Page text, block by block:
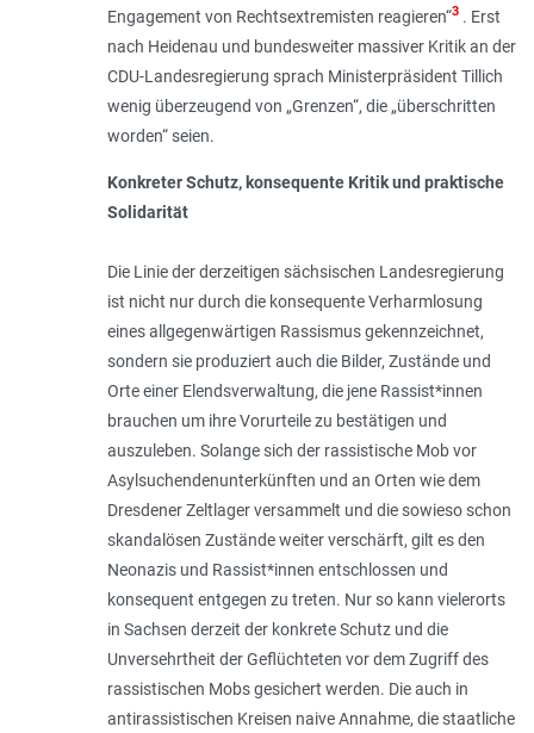
Engagement von Rechtsextremisten reagieren“3. Erst
nach Heidenau und bundesweiter massiver Kritik an der
CDU-Landesregierung sprach Minis­terpräsident Tillich
wenig über­zeugend von „Grenzen“, die „überschritten
worden“ seien.
Konkreter Schutz, konsequente Kritik und praktische
Solidarität
Die Linie der derzeitigen sächsischen Landesregierung
ist nicht nur durch die konse­quente Verharmlosung
eines allgegenwärtigen Rassismus gekennzeichnet,
sondern sie produziert auch die Bilder, Zustände und
Orte einer Elendsverwaltung, die jene Rassist*innen
brauchen um ihre Vorurteile zu bestätigen und
auszuleben. Solange sich der rassistische Mob vor
Asylsuchendenunterkünften und an Orten wie dem
Dresdener Zeltlager versammelt und die sowieso schon
skandalösen Zustände weiter verschärft, gilt es den
Neonazis und Rassist*innen ent­schlossen und
konsequent entgegen zu treten. Nur so kann vielerorts
in Sachsen derzeit der konkrete Schutz und die
Unversehrtheit der Geflüchteten vor dem Zugriff des
rassistischen Mobs gesichert werden. Die auch in
antirassistischen Krei­sen naive Annahme, die staatliche